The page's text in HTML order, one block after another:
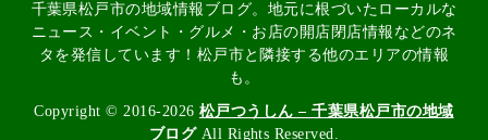
千葉県松戸市の地域情報ブログ。地元に根づいたローカルな
ニュース・イベント・グルメ・お店の開店閉店情報などのネ
タを発信しています！松戸市と隣接する他のエリアの情報
も。
Copyright © 2016-2026 松戸つうしん – 千葉県松戸市の地域
ブログAll Rights Reserved.